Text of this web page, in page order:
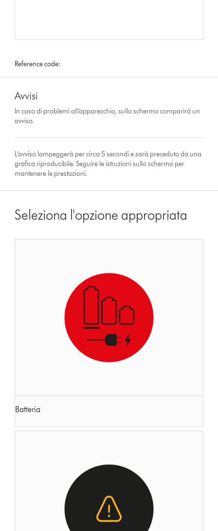
Reference code:
Avvisi
In caso di problemi all’apparecchio, sullo schermo comparirà un
avviso.
L’avviso lampeggerà per circa 5 secondi e sarà preceduto da una
grafica riproducibile. Seguire le istruzioni sullo schermo per
mantenere le prestazioni.
Seleziona l'opzione appropriata
Batteria